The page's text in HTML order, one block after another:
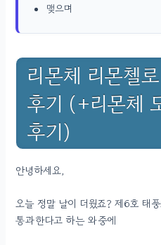
맺으며
리몬체 리몬첼
후기 (+리몬체
후기)
안녕하세요,
오늘 정말 날이 더웠죠? 제6호 태
통과한다고 하는 와중에